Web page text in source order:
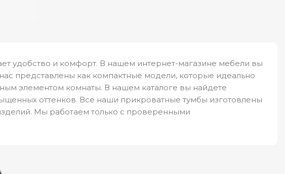
удобство и комфорт. В нашем интернет-магазине мебели вы
представлены как компактные модели, которые идеально
элементом комнаты. В нашем каталоге вы найдете
оттенков. Все наши прикроватные тумбы изготовлены
Мы работаем только с проверенными